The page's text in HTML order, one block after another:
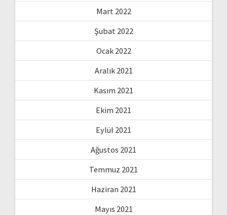
Mart 2022
Şubat 2022
Ocak 2022
Aralık 2021
Kasım 2021
Ekim 2021
Eylül 2021
Ağustos 2021
Temmuz 2021
Haziran 2021
Mayıs 2021